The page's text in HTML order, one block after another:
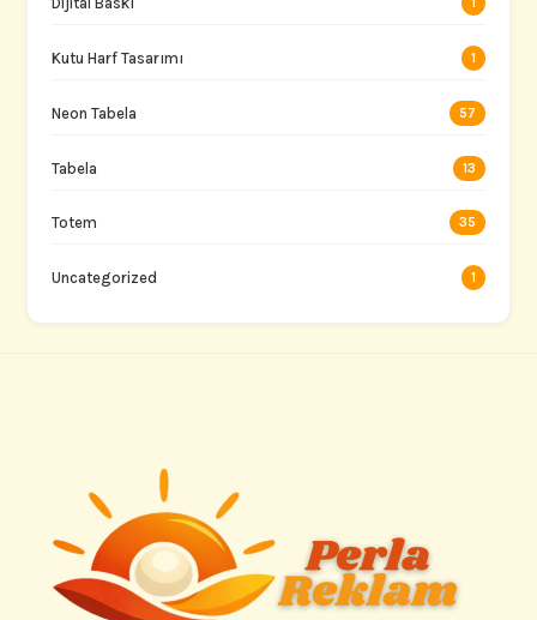
1
Kutu Harf Tasarımı 1
Neon Tabela 57
Tabela 13
Totem 35
Uncategorized 1